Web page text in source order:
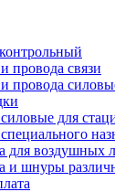
провода связи
провода
для
для воздушных
и шнуры